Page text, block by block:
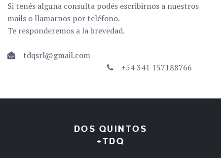
Si tenés alguna consulta podés escribirnos a nuestros
mails o llamarnos por teléfono.
Te responderemos a la brevedad.
tdqsrl@gmail.com
+54 341 157188766
DOS QUINTOS
+TDQ